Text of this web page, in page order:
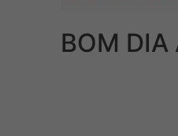
BOM DIA